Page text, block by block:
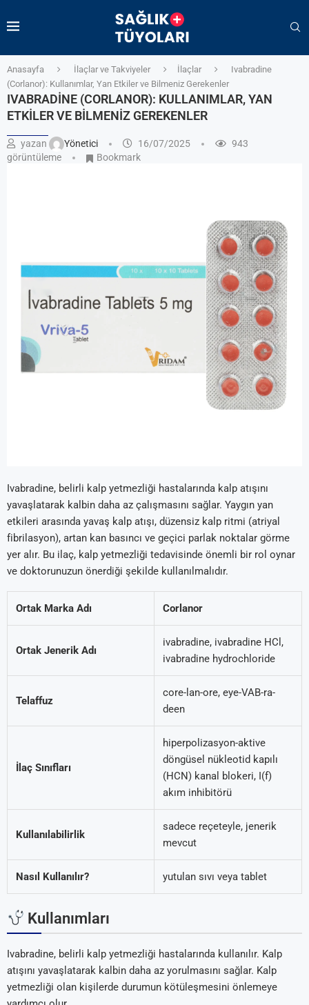
Anasayfa İlaçlar ve Takviyeler İlaçlar
Ivabradine
(Corlanor): Kullanımlar, Yan Etkiler ve Bilmeniz Gerekenler
IVABRADINE (CORLANOR): KULLANIMLAR, YAN
ETKILER VE BILMENIZ GEREKENLER
yazan Yönetici 16/07/2025
943
görüntüleme
Bookmark
Ivabradine, belirli kalp yetmezliği hastalarında kalp atışını
yavaşlatarak kalbin daha az çalışmasını sağlar. Yaygın yan
etkileri arasında yavaş kalp atışı, düzensiz kalp ritmi (atriyal
fibrilasyon), artan kan basıncı ve geçici parlak noktalar görme
yer alır. Bu ilaç, kalp yetmezliği tedavisinde önemli bir rol oynar
ve doktorunuzun önerdiği şekilde kullanılmalıdır.
Ortak Marka Adı Corlanor
Ortak Jenerik Adı
ivabradine, ivabradine HCl,
ivabradine hydrochloride
Telaffuz
core-lan-ore, eye-VAB-ra-
deen
İlaç Sınıfları
hiperpolizasyon-aktive
döngüsel nükleotid kapılı
(HCN) kanal blokeri, I(f)
akım inhibitörü
Kullanılabilirlik
sadece reçeteyle, jenerik
mevcut
Nasıl Kullanılır? yutulan sıvı veya tablet
Kullanımları
Ivabradine, belirli kalp yetmezliği hastalarında kullanılır. Kalp
atışını yavaşlatarak kalbin daha az yorulmasını sağlar. Kalp
yetmezliği olan kişilerde durumun kötüleşmesini önlemeye